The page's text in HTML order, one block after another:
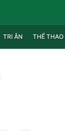
TRI ÂN THỂ